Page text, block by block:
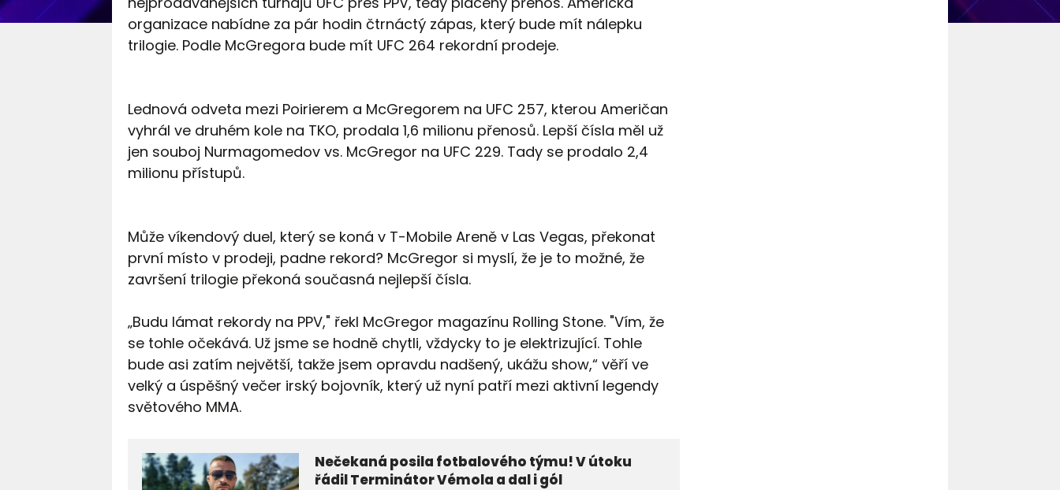
organizace nabídne za pár hodin čtrnáctý zápas, který bude mít nálepku
trilogie. Podle McGregora bude mít UFC 264 rekordní prodeje.
Lednová odveta mezi Poirierem a McGregorem na UFC 257, kterou Američan
vyhrál ve druhém kole na TKO, prodala 1,6 milionu přenosů. Lepší čísla měl už
jen souboj Nurmagomedov vs. McGregor na UFC 229. Tady se prodalo 2,4
milionu přístupů.
Může víkendový duel, který se koná v T-Mobile Areně v Las Vegas, překonat
první místo v prodeji, padne rekord? McGregor si myslí, že je to možné, že
završení trilogie překoná současná nejlepší čísla.
„Budu lámat rekordy na PPV," řekl McGregor magazínu Rolling Stone. "Vím, že
se tohle očekává. Už jsme se hodně chytli, vždycky to je elektrizující. Tohle
bude asi zatím největší, takže jsem opravdu nadšený, ukážu show,“ věří ve
velký a úspěšný večer irský bojovník, který už nyní patří mezi aktivní legendy
světového MMA.
Nečekaná posila fotbalového týmu! V útoku
řádil Terminátor Vémola a dal i gól